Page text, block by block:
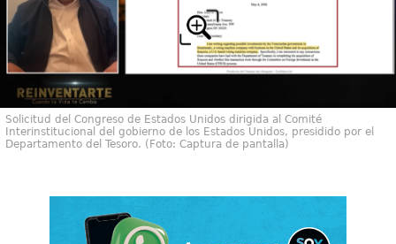
Solicitud del Congreso de Estados Unidos dirigida al Comité
Interinstitucional del gobierno de los Estados Unidos, presidido por el
Departamento del Tesoro. (Foto: Captura de pantalla)